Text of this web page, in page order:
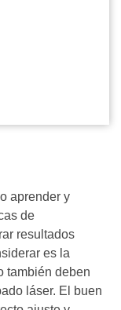
aprender y
de
resultados
es la
también deben
láser. El buen